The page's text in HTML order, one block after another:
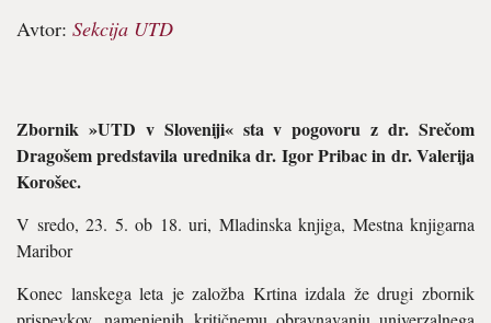
Avtor: Sekcija UTD
Zbornik »UTD v Sloveniji« sta v pogovoru z dr. Srečom
Dragošem predstavila urednika dr. Igor Pribac in dr. Valerija
Korošec.
V sredo, 23. 5. ob 18. uri, Mladinska knjiga, Mestna knjigarna
Maribor
Konec lanskega leta je založba Krtina izdala že drugi zbornik